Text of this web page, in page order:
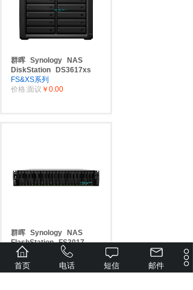
群晖 Synology
NAS
DiskStation
DS3617xs
FS&XS系列
价格:面议 ￥0.00
群晖 Synology
NAS
FlashStation FS3017
FS&XS系列
价格:面议
￥0.00
首页 电话 短信 邮件